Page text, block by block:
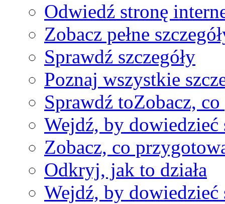
Odwiedź stronę
Zobacz pełne
Sprawdź szczegóły
Poznaj wszystkie
Sprawdź toZobacz,
Wejdź, by dowiedzieć
Zobacz, co
Odkryj, jak to działa
Wejdź, by dowiedzieć